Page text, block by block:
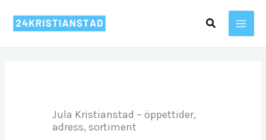
Sök
Jula Kristianstad – öppettider,
adress, sortiment